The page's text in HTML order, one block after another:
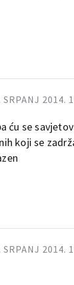
SRPANJ 2014.
ću se
koji se
SRPANJ 2014.